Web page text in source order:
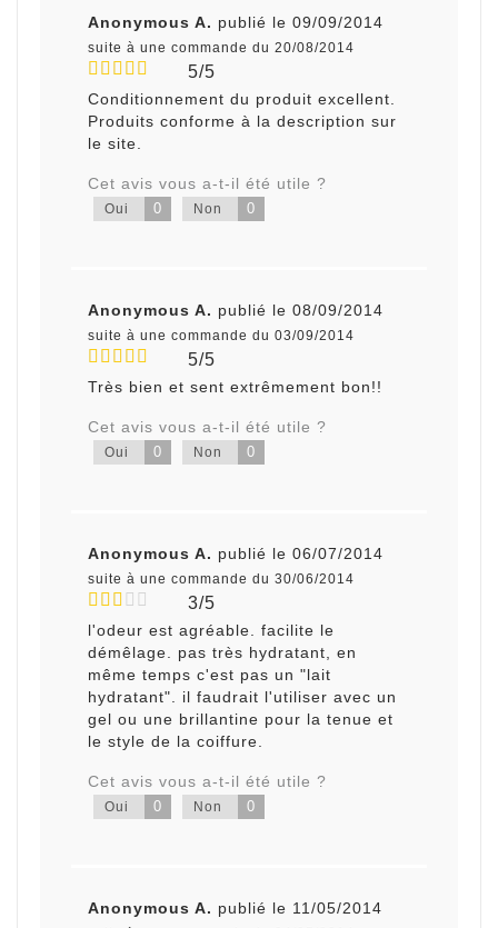
Anonymous A. publié le 09/09/2014
suite à une commande du 20/08/2014
5/5
Conditionnement du produit excellent.
Produits conforme à la description sur
le site.
Cet avis vous a-t-il été utile ?
Oui 0 Non 0
Anonymous A. publié le 08/09/2014
suite à une commande du 03/09/2014
5/5
Très bien et sent extrêmement bon!!
Cet avis vous a-t-il été utile ?
Oui 0 Non 0
Anonymous A. publié le 06/07/2014
suite à une commande du 30/06/2014
3/5
l'odeur est agréable. facilite le
démêlage. pas très hydratant, en
même temps c'est pas un "lait
hydratant". il faudrait l'utiliser avec un
gel ou une brillantine pour la tenue et
le style de la coiffure.
Cet avis vous a-t-il été utile ?
Oui 0 Non 0
Anonymous A. publié le 11/05/2014